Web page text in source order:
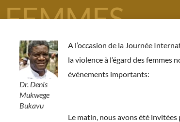
FEMMES
Dr. Denis
Mukwege
Bukavu
A l’occasion de la Journée
la violence à l’égard des femmes
événements importants:
Le matin, nous avons été